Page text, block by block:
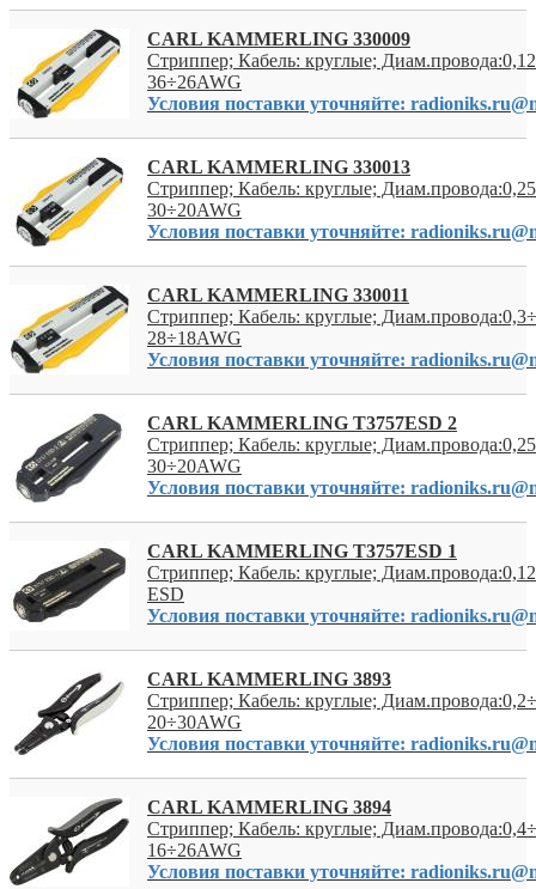
CARL KAMMERLING 330009
Стриппер; Кабель: круглые;
36÷26AWG
Условия поставки уточняйте:
CARL KAMMERLING 330013
Стриппер; Кабель: круглые;
30÷20AWG
Условия поставки уточняйте:
CARL KAMMERLING 330011
Стриппер; Кабель: круглые;
28÷18AWG
Условия поставки уточняйте:
CARL KAMMERLING T3757ESD 2
Стриппер; Кабель: круглые;
30÷20AWG
Условия поставки уточняйте:
CARL KAMMERLING T3757ESD 1
Стриппер; Кабель: круглые;
ESD
Условия поставки уточняйте:
CARL KAMMERLING 3893
Стриппер; Кабель: круглые;
20÷30AWG
Условия поставки уточняйте:
CARL KAMMERLING 3894
Стриппер; Кабель: круглые;
16÷26AWG
Условия поставки уточняйте: